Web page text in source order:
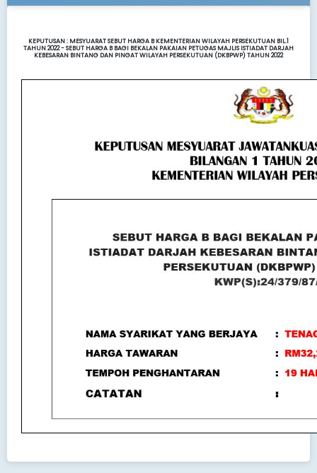
KEPUTUSAN : MESYUARAT SEBUT HARGA B KEMENTERIAN WILAYAH PERSEKUTUAN BIL.1
TAHUN 2022 - SEBUT HARGA B BAGI BEKALAN PAKAIAN PETUGAS MAJLIS ISTIADAT DARJAH
KEBESARAN BINTANG DAN PINGAT WILAYAH PERSEKUTUAN (DKBPWP) TAHUN 2022